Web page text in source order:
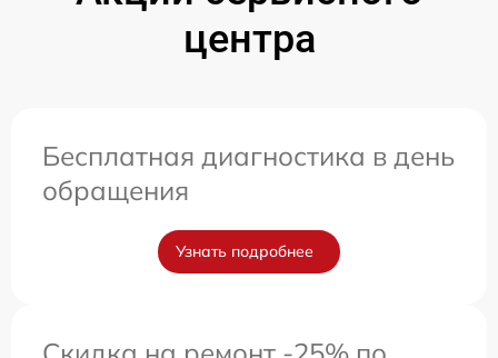
центра
Бесплатная диагностика в день
обращения
Узнать подробнее